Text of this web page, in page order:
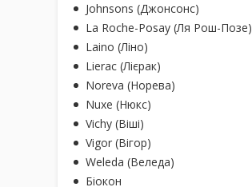
Johnsons (Джонсонс)
La Roche-Posay (Ля Рош-Позе)
Laino (Ліно)
Lierac (Лієрак)
Noreva (Норева)
Nuxe (Нюкс)
Vichy (Віші)
Vigor (Вігор)
Weleda (Веледа)
Біокон